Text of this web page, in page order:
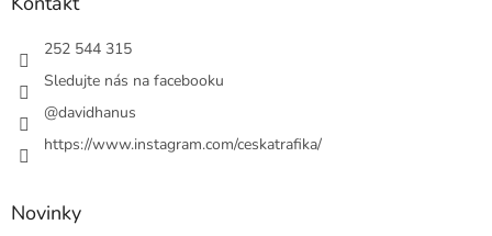
252 544 315
Sledujte nás na facebooku
@davidhanus
https://www.instagram.com/ceskatrafika/
Novinky